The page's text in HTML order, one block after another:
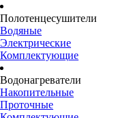
Полотенцесушители
Водяные
Электрические
Комплектующие
Водонагреватели
Накопительные
Проточные